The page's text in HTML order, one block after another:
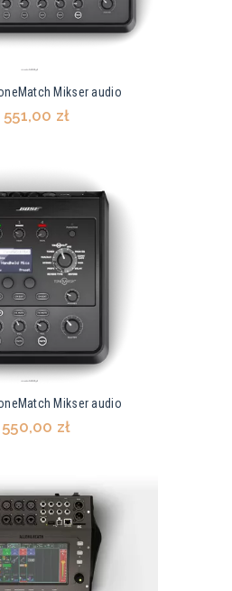
Mikser audio
zł
Mikser audio
zł